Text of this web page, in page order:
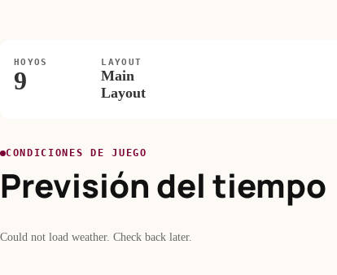
HOYOS
9
LAYOUT
Main
Layout
CONDICIONES DE JUEGO
Previsión del tiempo
Could not load weather. Check back later.